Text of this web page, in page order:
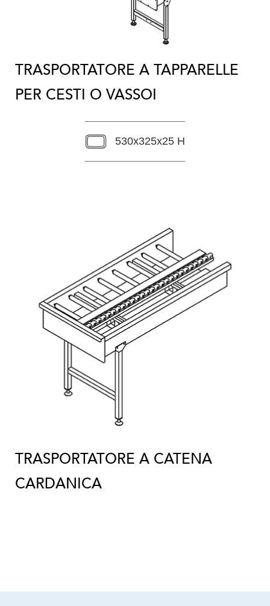
TRASPORTATORE A TAPPARELLE
PER CESTI O VASSOI
530x325x25 H
TRASPORTATORE A CATENA
CARDANICA